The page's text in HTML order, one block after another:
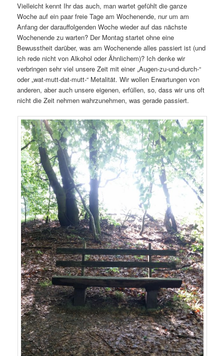
Vielleicht kennt Ihr das auch, man wartet gefühlt die ganze
Woche auf ein paar freie Tage am Wochenende, nur um am
Anfang der darauffolgenden Woche wieder auf das nächste
Wochenende zu warten? Der Montag startet ohne eine
Bewusstheit darüber, was am Wochenende alles passiert ist (und
ich rede nicht von Alkohol oder Ähnlichem)? Ich denke wir
verbringen sehr viel unsere Zeit mit einer „Augen-zu-und-durch-“
oder „wat-mutt-dat-mutt-“ Metalität. Wir wollen Erwartungen von
anderen, aber auch unsere eigenen, erfüllen, so, dass wir uns oft
nicht die Zeit nehmen wahrzunehmen, was gerade passiert.